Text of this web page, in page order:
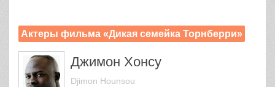
Актеры фильма «Дикая семейка Торнберри»
Джимон Хонсу
Djimon Hounsou